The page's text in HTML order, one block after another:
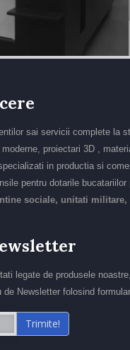
sai servicii complete la
proiectari 3D ,
in productia si
pentru dotarile bucatariilor
sociale, unitati militare,
legate de produsele
de Newsletter folosind
Trimite!